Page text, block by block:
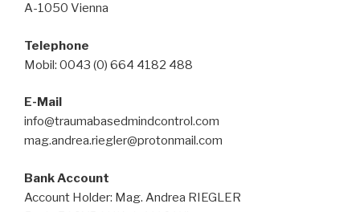
A-1050 Vienna
Telephone
Mobil: 0043 (0) 664 4182 488
E-Mail
info@traumabasedmindcontrol.com
mag.andrea.riegler@protonmail.com
Bank Account
Account Holder: Mag. Andrea RIEGLER